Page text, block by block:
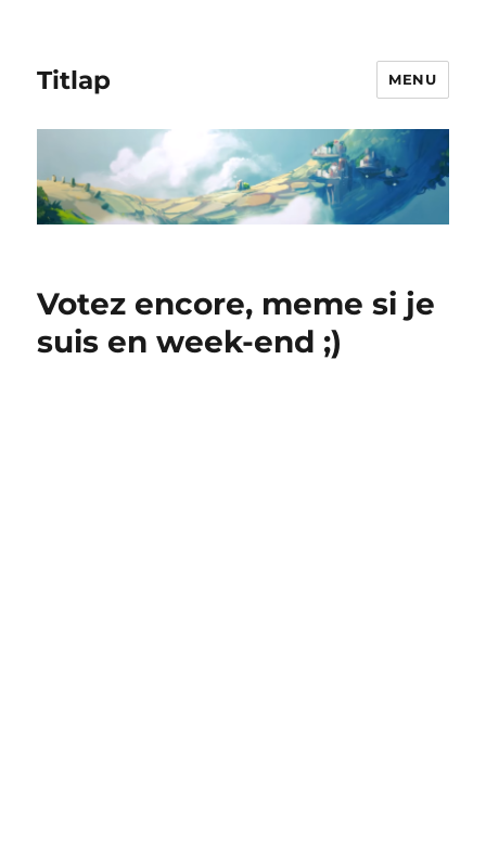
Titlap MENU
Votez encore, meme si je
suis en week-end ;)